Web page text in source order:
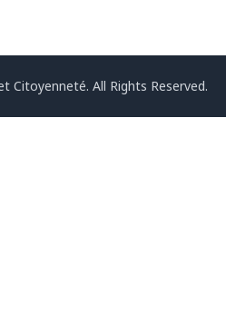
Citoyenneté. All Rights Reserved.